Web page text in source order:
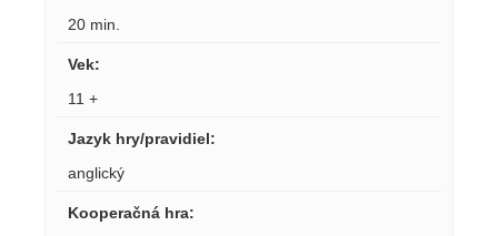
20 min.
Vek:
11 +
Jazyk hry/pravidiel:
anglický
Kooperačná hra: